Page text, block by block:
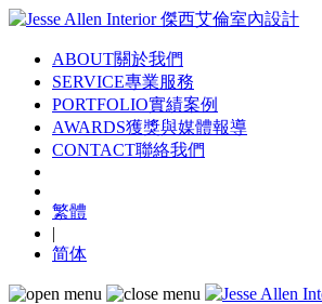
ABOUT關於我們
SERVICE專業服務
PORTFOLIO實績案例
AWARDS獲獎與媒體報導
CONTACT聯絡我們
繁體
|
简体